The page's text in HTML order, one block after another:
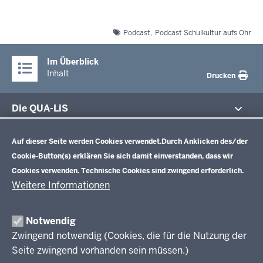
Auf dieser Seite werden Cookies verwendet.Durch Anklicken des/der
Cookie-Button(s) erklären Sie sich damit einverstanden, dass wir
Cookies verwenden. Technische Cookies sind zwingend erforderlich.
Weitere Informationen
Notwendig
Zwingend notwendig (Cookies, die für die Nutzung der
Seite zwingend vorhanden sein müssen.)
Podcast Podcast Schulkultur aufs Ohr
Im Überblick
Inhalt
Drucken
Die QUA-LiS
Veröffentlichungen
Leitbild
Stellenangebote
Über uns
Schulentwicklung NRW
Schulentwicklung
Unterricht
Professionalisierung
Standardsicherung NRW
Berufsbildung NRW